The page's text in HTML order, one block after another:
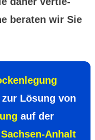
beraten wir Sie
Lösung von
auf der
Anhalt